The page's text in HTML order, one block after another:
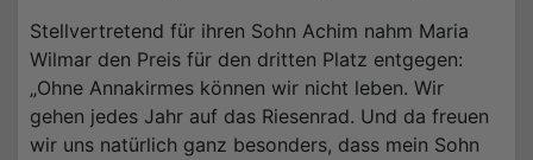
Stellvertretend für ihren Sohn Achim nahm Maria
Wilmar den Preis für den dritten Platz entgegen:
„Ohne Annakirmes können wir nicht leben. Wir
gehen jedes Jahr auf das Riesenrad. Und da freuen
wir uns natürlich ganz besonders, dass mein Sohn